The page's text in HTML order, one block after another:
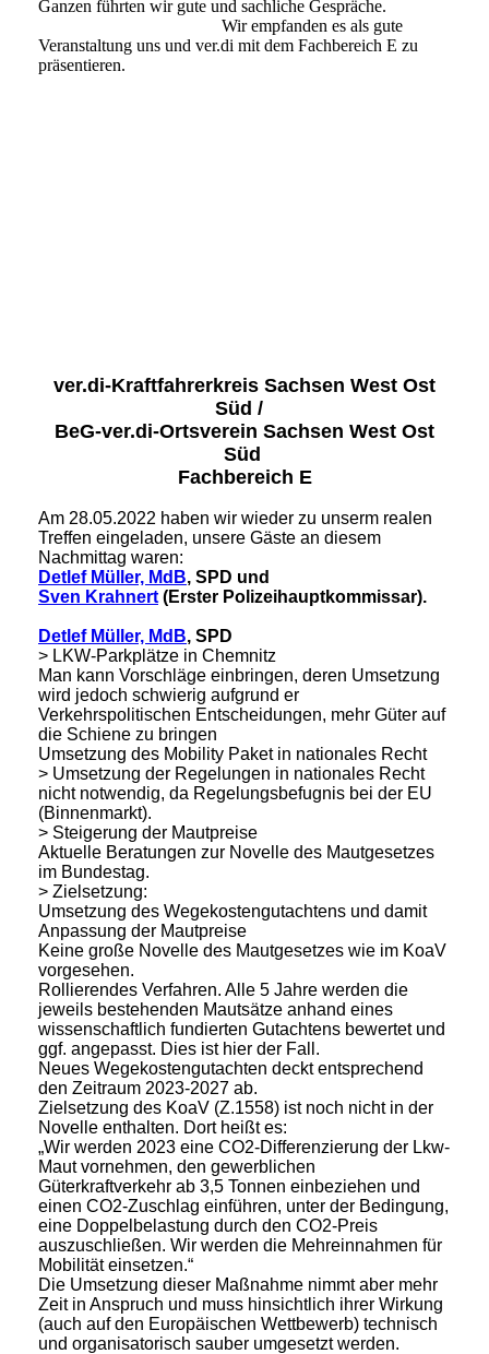
Ganzen führten wir gute und sachliche Gespräche.
Wir empfanden es als gute
Veranstaltung uns und ver.di mit dem Fachbereich E zu
präsentieren.
ver.di-Kraftfahrerkreis Sachsen West Ost
Süd /
BeG-ver.di-Ortsverein Sachsen West Ost
Süd
Fachbereich E
Am 28.05.2022 haben wir wieder zu unserm realen
Treffen eingeladen, unsere Gäste an diesem
Nachmittag waren:
Detlef Müller, MdB, SPD und
Sven Krahnert (Erster Polizeihauptkommissar).
Detlef Müller, MdB, SPD
> LKW-Parkplätze in Chemnitz
Man kann Vorschläge einbringen, deren Umsetzung
wird jedoch schwierig aufgrund er
Verkehrspolitischen Entscheidungen, mehr Güter auf
die Schiene zu bringen
Umsetzung des Mobility Paket in nationales Recht
> Umsetzung der Regelungen in nationales Recht
nicht notwendig, da Regelungsbefugnis bei der EU
(Binnenmarkt).
> Steigerung der Mautpreise
Aktuelle Beratungen zur Novelle des Mautgesetzes
im Bundestag.
> Zielsetzung:
Umsetzung des Wegekostengutachtens und damit
Anpassung der Mautpreise
Keine große Novelle des Mautgesetzes wie im KoaV
vorgesehen.
Rollierendes Verfahren. Alle 5 Jahre werden die
jeweils bestehenden Mautsätze anhand eines
wissenschaftlich fundierten Gutachtens bewertet und
ggf. angepasst. Dies ist hier der Fall.
Neues Wegekostengutachten deckt entsprechend
den Zeitraum 2023-2027 ab.
Zielsetzung des KoaV (Z.1558) ist noch nicht in der
Novelle enthalten. Dort heißt es:
„Wir werden 2023 eine CO2-Differenzierung der Lkw-
Maut vornehmen, den gewerblichen
Güterkraftverkehr ab 3,5 Tonnen einbeziehen und
einen CO2-Zuschlag einführen, unter der Bedingung,
eine Doppelbelastung durch den CO2-Preis
auszuschließen. Wir werden die Mehreinnahmen für
Mobilität einsetzen.“
Die Umsetzung dieser Maßnahme nimmt aber mehr
Zeit in Anspruch und muss hinsichtlich ihrer Wirkung
(auch auf den Europäischen Wettbewerb) technisch
und organisatorisch sauber umgesetzt werden.